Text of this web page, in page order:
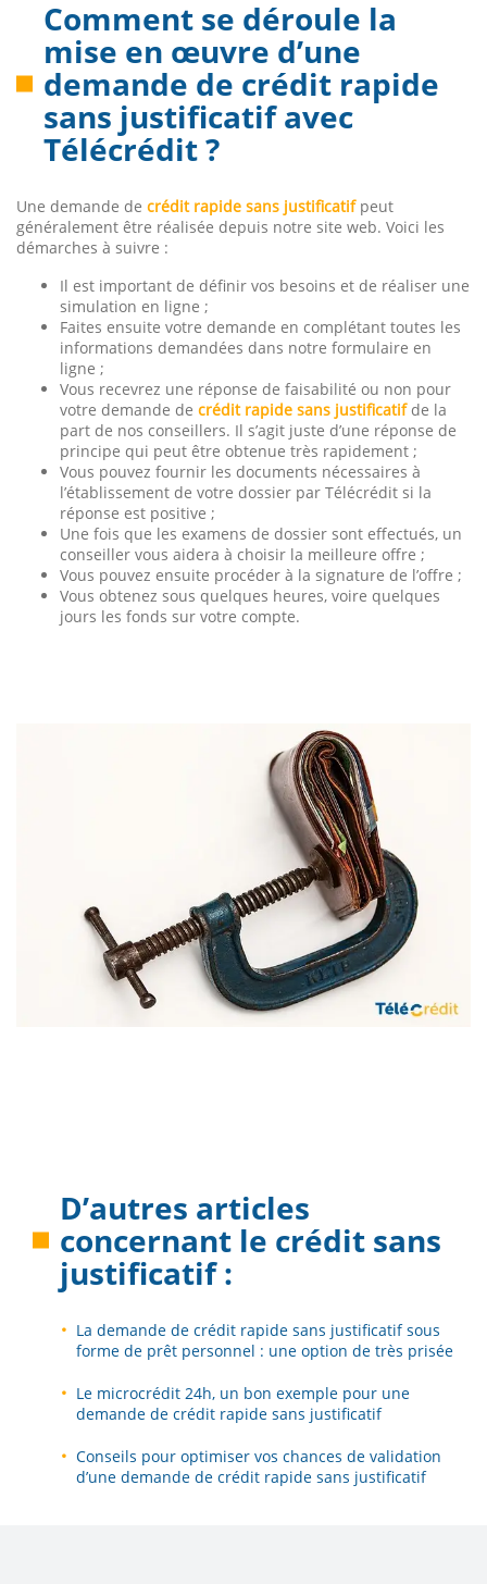
Comment se déroule la
mise en œuvre d’une
demande de crédit rapide
sans justificatif avec
Télécrédit ?
Une demande de crédit rapide sans justificatifpeut
généralement être réalisée depuis notre site web. Voici les
démarches à suivre :
Il est important de définir vos besoins et de réaliser une
simulation en ligne ;
Faites ensuite votre demande en complétant toutes les
informations demandées dans notre formulaire en
ligne ;
Vous recevrez une réponse de faisabilité ou non pour
votre demande de crédit rapide sans justificatifde la
part de nos conseillers. Il s’agit juste d’une réponse de
principe qui peut être obtenue très rapidement ;
Vous pouvez fournir les documents nécessaires à
l’établissement de votre dossier par Télécrédit si la
réponse est positive ;
Une fois que les examens de dossier sont effectués, un
conseiller vous aidera à choisir la meilleure offre ;
Vous pouvez ensuite procéder à la signature de l’offre ;
Vous obtenez sous quelques heures, voire quelques
jours les fonds sur votre compte.
D’autres articles
concernant le crédit sans
justificatif:
La demande de crédit rapide sans justificatif sous
forme de prêt personnel : une option de très prisée
Le microcrédit 24h, un bon exemple pour une
demande de crédit rapide sans justificatif
Conseils pour optimiser vos chances de validation
d’une demande de crédit rapide sans justificatif